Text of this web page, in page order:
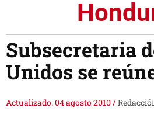
Subsecretaria
Unidos se
Actualizado: 04 agosto 2010/